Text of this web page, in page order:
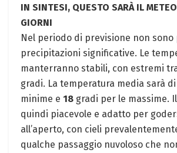
IN SINTESI, QUESTO SARÀ IL
GIORNI
Nel periodo di previsione non sono
precipitazioni significative. Le
manterranno stabili, con estremi
gradi. La temperatura media sarà di
minime e 18 gradi per le massime.
quindi piacevole e adatto per
all’aperto, con cieli
qualche passaggio nuvoloso che